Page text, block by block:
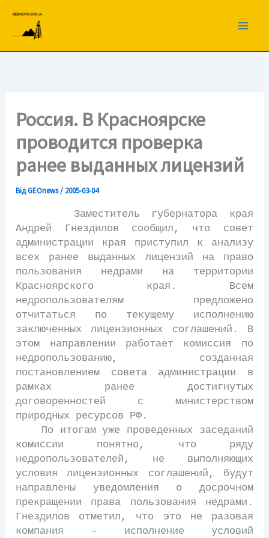
вмісту
Россия. В Красноярске
проводится проверка
ранее выданных лицензий
ВідGEOnews/ 2005-03-04
Заместитель губернатора края
Андрей Гнездилов сообщил, что совет
администрации края приступил к анализу
всех ранее выданных лицензий на право
пользования недрами на территории
Красноярского края. Всем
недропользователям предложено
отчитаться по текущему исполнению
заключенных лицензионных соглашений. В
этом направлении работает комиссия по
недропользованию, созданная
постановлением совета администрации в
рамках ранее достигнутых
договоренностей с министерством
природных ресурсов РФ.
По итогам уже проведенных заседаний
комиссии понятно, что ряду
недропользователей, не выполняющих
условия лицензионных соглашений, будут
направлены уведомления о досрочном
прекращении права пользования недрами.
Гнездилов отметил, что это не разовая
компания – исполнение условий